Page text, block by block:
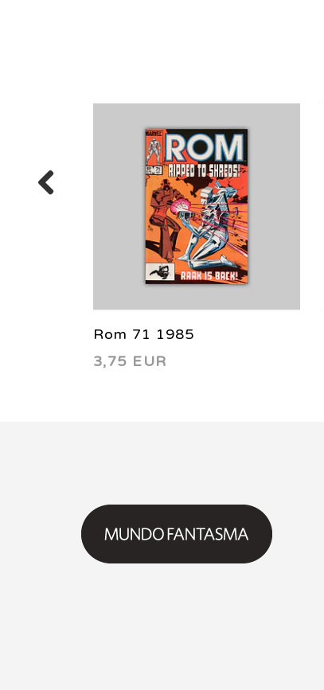
Rom 71 1985
3,75 EUR